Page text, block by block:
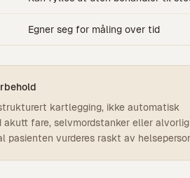
Egner seg for måling over tid
kartlegging, ikke automatisk
akutt fare, selvmordstanker eller alvorlig
pasienten vurderes raskt av